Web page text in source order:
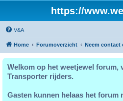
https://
V&A
Home Forumoverzicht Neem contact
Welkom op het weetjewel forum,
Transporter rijders.
Gasten kunnen helaas het forum